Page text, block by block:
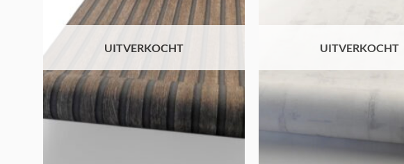
UITVERKOCHT UITVERKOCHT